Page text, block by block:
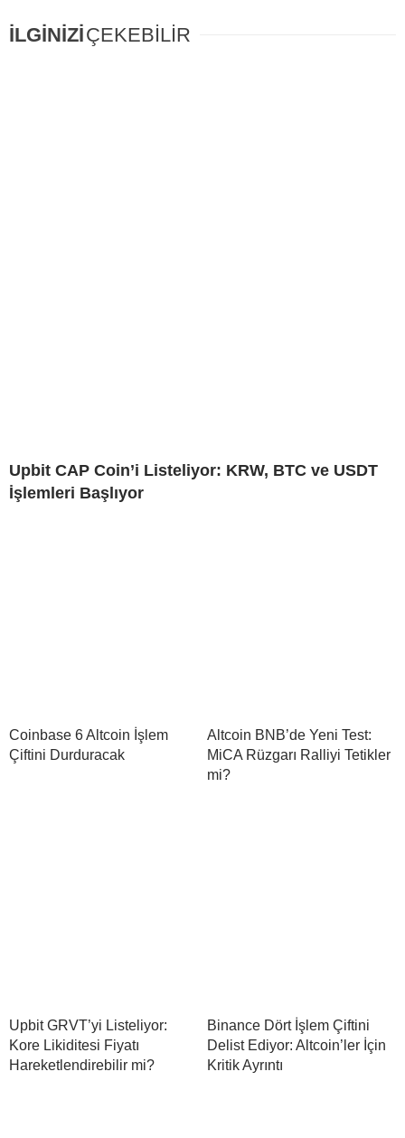
İLGİNİZİÇEKEBİLİR
Upbit CAP Coin’i Listeliyor: KRW, BTC ve USDT
İşlemleri Başlıyor
Coinbase 6 Altcoin İşlem
Çiftini Durduracak
Altcoin BNB’de Yeni Test:
MiCA Rüzgarı Ralliyi Tetikler
mi?
Upbit GRVT’yi Listeliyor:
Kore Likiditesi Fiyatı
Hareketlendirebilir mi?
Binance Dört İşlem Çiftini
Delist Ediyor: Altcoin’ler İçin
Kritik Ayrıntı